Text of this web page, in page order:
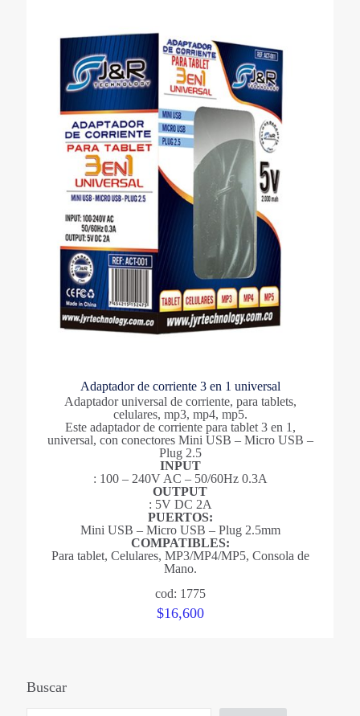
Adaptador de corriente 3 en 1 universal
Adaptador universal de corriente, para tablets,
celulares, mp3, mp4, mp5.
Este adaptador de corriente para tablet 3 en 1,
universal, con conectores Mini USB – Micro USB –
Plug 2.5
INPUT
: 100 – 240V AC – 50/60Hz 0.3A
OUTPUT
: 5V DC 2A
PUERTOS:
Mini USB – Micro USB – Plug 2.5mm
COMPATIBLES:
Para tablet, Celulares, MP3/MP4/MP5, Consola de
Mano.
cod: 1775
$16,600
Buscar